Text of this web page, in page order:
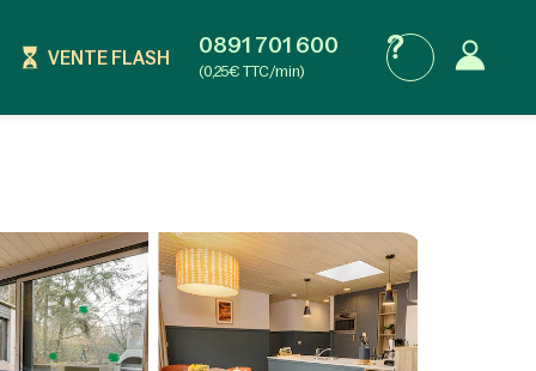
VENTE FLASH 0891 701 600
(0,25€ TTC/min)